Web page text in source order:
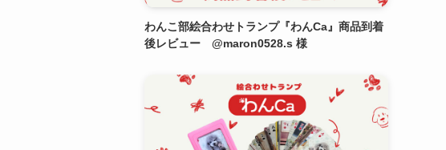
わんこ部絵合わせトランプ『わんCa』商品到着
後レビュー @maron0528.s 様